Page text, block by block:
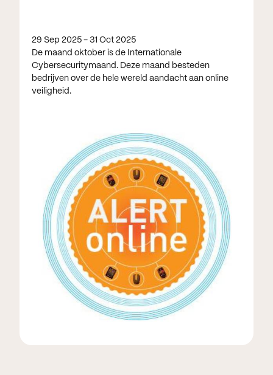
29 Sep 2025 - 31 Oct 2025
De maand oktober is de Internationale
Cybersecuritymaand. Deze maand besteden
bedrijven over de hele wereld aandacht aan online
veiligheid.